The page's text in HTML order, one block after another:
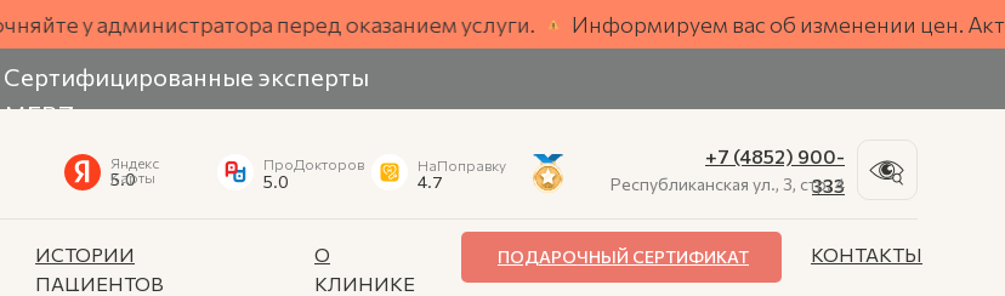
администратора перед оказанием услуги. Информируем вас об изменении цен.
Сертифицированные эксперты
MERZ
+7 (4852) 900-
333
Республиканская ул., 3, стр. 4
ИСТОРИИ
ПАЦИЕНТОВ
КОНТАКТЫ
О
КЛИНИКЕ
5.0
Яндекс
Карты
ПОДАРОЧНЫЙ СЕРТИФИКАТ
5.0
ПроДокторов
4.7
НаПоправку